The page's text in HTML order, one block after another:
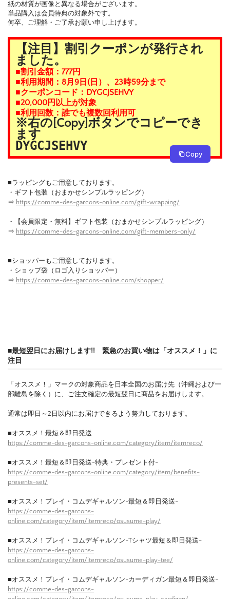
紙の材質が画像と異なる場合がございます。
単品購入は会員特典の対象外です。
何卒、ご理解・ご了承お願い申し上げます。
【注目】割引クーポンが発行され
ました。
■割引金額：777円
■利用期間：8月9日(日）、23時59分まで
■クーポンコード：DYGCJSEHVY
■20,000円以上が対象
■利用回数：誰でも複数回利用可
※右の[Copy]ボタンでコピーでき
ます
DYGCJSEHVY
Copy
■ラッピングもご用意しております。
・ギフト包装（おまかせシンプルラッピング）
⇒ https://comme-des-garcons-online.com/gift-wrapping/
・【会員限定・無料】ギフト包装（おまかせシンプルラッピング）
⇒ https://comme-des-garcons-online.com/gift-members-only/
■ショッパーもご用意しております。
・ショップ袋（ロゴ入りショッパー）
⇒ https://comme-des-garcons-online.com/shopper/
■最短翌日にお届けします!! 緊急のお買い物は「オススメ！」に
注目
「オススメ！」マークの対象商品を日本全国のお届け先（沖縄および一
部離島を除く）に、ご注文確定の最短翌日に商品をお届けします。
通常は即日～2日以内にお届けできるよう努力しております。
■オススメ！最短＆即日発送
https://comme-des-garcons-online.com/category/item/itemreco/
■オススメ！最短＆即日発送-特典・プレゼント付-
https://comme-des-garcons-online.com/category/item/benefits-
presents-set/
■オススメ！プレイ・コムデギャルソン-最短＆即日発送-
https://comme-des-garcons-
online.com/category/item/itemreco/osusume-play/
■オススメ！プレイ・コムデギャルソン-Tシャツ最短＆即日発送-
https://comme-des-garcons-
online.com/category/item/itemreco/osusume-play-tee/
■オススメ！プレイ・コムデギャルソン-カーディガン最短＆即日発送-
https://comme-des-garcons-